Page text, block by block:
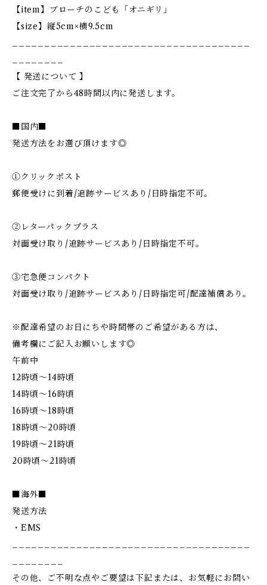
【item】ブローチのこども「オニギリ」
【size】縦5cm×横9.5cm
【 発送について 】
ご注文完了から48時間以内に発送します。
■国内■
発送方法をお選び頂けます◎
①クリックポスト
郵便受けに到着/追跡サービスあり/日時指定不可。
②レターパックプラス
対面受け取り/追跡サービスあり/日時指定不可。
③宅急便コンパクト
対面受け取り/追跡サービスあり/日時指定可/配達補償あり。
※配達希望のお日にちや時間帯のご希望がある方は、
備考欄にご記入お願いします◎
午前中
12時頃～14時頃
14時頃～16時頃
16時頃～18時頃
18時頃～20時頃
19時頃～21時頃
20時頃～21時頃
■海外■
発送方法
・EMS
その他、ご不明な点やご要望は下記または、お気軽にお問い